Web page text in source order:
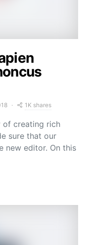
1K shares
of creating rich
sure that our
new editor. On this